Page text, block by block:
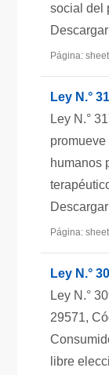
social del
Página:
Ley N.°
Ley N.°
humanos
Página:
Ley N.°
Ley N.°
29571,
libre